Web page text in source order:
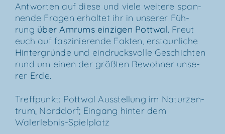
Ant­wor­ten auf die­se und vie­le wei­te­re span­
nen­de Fra­gen erhal­tet ihr in unse­rer Füh­
rung über Amrums ein­zi­gen Pott­wal.Freut
euch auf fas­zi­nie­ren­de Fak­ten, erstaun­li­che
Hin­ter­grün­de und ein­drucks­vol­le Geschich­ten
rund um einen der größ­ten Bewoh­ner unse­
rer Erde.
Treff­punkt: Pott­wal Aus­stel­lung im Natur­zen­
trum, Nord­dorf; Ein­gang hin­ter dem
Walerlebnis-Spielplatz